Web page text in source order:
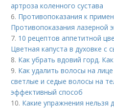
артроза коленного сустава
6. Противопоказания к
Противопоказания лазерной
7. 10 рецептов аппетитной
Цветная капуста в духовке с
8. Как убрать вдовий горд.
9. Как удалить волосы на
светлые и седые волосы на
эффективный способ
10. Какие упражнения нельзя